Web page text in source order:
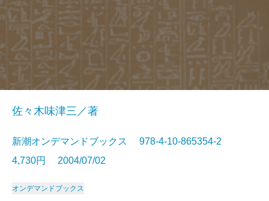
佐々木味津三／著
新潮オンデマンドブックス 978-4-10-865354-2
4,730円 2004/07/02
オンデマンドブックス